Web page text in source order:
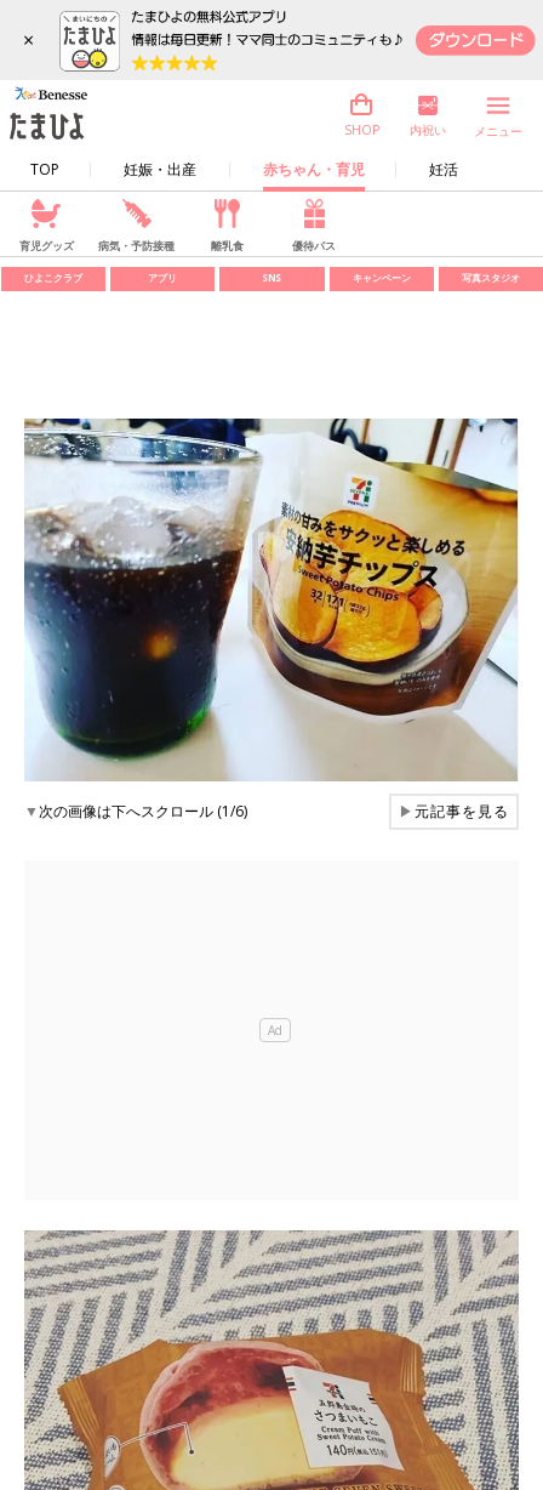
×
TOP 妊娠・出産 赤ちゃん・育児 妊活
SHOP 内祝い メニュー
育児グッズ 病気・予防接種 離乳食 優待パス
ひよこクラブ アプリ SNS キャンペーン 写真スタジオ
▼次の画像は下へスクロール (1/6) ▶元記事を見る